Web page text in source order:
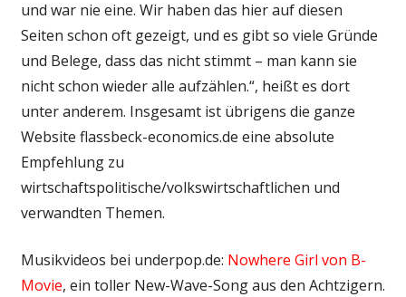
und war nie eine. Wir haben das hier auf diesen
Seiten schon oft gezeigt, und es gibt so viele Gründe
und Belege, dass das nicht stimmt – man kann sie
nicht schon wieder alle aufzählen.“, heißt es dort
unter anderem. Insgesamt ist übrigens die ganze
Website flassbeck-economics.de eine absolute
Empfehlung zu
wirtschaftspolitische/volkswirtschaftlichen und
verwandten Themen.
Musikvideos bei underpop.de: Nowhere Girl von B-
Movie, ein toller New-Wave-Song aus den Achtzigern.